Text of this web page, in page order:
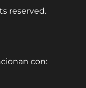
reserved.
con: